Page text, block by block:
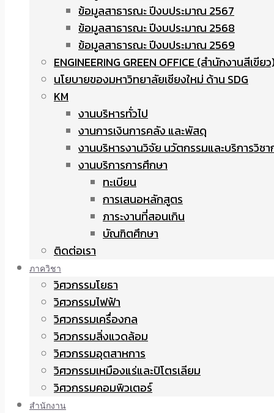
ข้อมูลสาธารณะ ปีงบประมาณ 2567
ข้อมูลสาธารณะ ปีงบประมาณ 2568
ข้อมูลสาธารณะ ปีงบประมาณ 2569
ENGINEERING GREEN OFFICE (สำนักงานสีเขีย
นโยบายของมหาวิทยาลัยเชียงใหม่ ด้าน SDG
KM
งานบริหารทั่วไป
งานการเงินการคลัง และพัสดุ
งานบริหารงานวิจัย นวัตกรรมและบริการวิชา
งานบริการการศึกษา
ทะเบียน
การเสนอหลักสูตร
ภาระงานที่สอนเกิน
บัณฑิตศึกษา
ติดต่อเรา
ภาควิชา
วิศวกรรมโยธา
วิศวกรรมไฟฟ้า
วิศวกรรมเครื่องกล
วิศวกรรมสิ่งแวดล้อม
วิศวกรรมอุตสาหการ
วิศวกรรมเหมืองแร่และปิโตรเลียม
วิศวกรรมคอมพิวเตอร์
สำนักงาน